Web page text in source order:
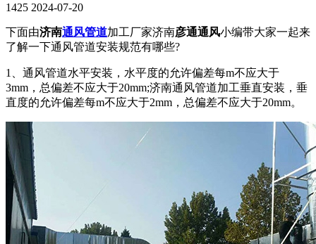
1425 2024-07-20
下面由济南通风管道加工厂家济南彦通通风小编带大家一起来
了解一下通风管道安装规范有哪些?
1、通风管道水平安装，水平度的允许偏差每m不应大于
3mm，总偏差不应大于20mm;济南通风管道加工垂直安装，垂
直度的允许偏差每m不应大于2mm，总偏差不应大于20mm。